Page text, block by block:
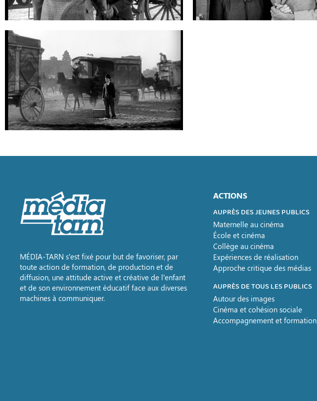
MÉDIA-TARN s’est fixé pour but de favoriser, par
toute action de formation, de production et de
diffusion, une attitude active et créative de l’enfant
et de son environnement éducatif face aux diverses
machines à communiquer.
ACTIONS
AUPRÈS DES JEUNES PUBLICS
Maternelle au cinéma
École et cinéma
Collège au cinéma
Expériences de réalisation
Approche critique des médias
AUPRÈS DE TOUS LES PUBLICS
Autour des images
Cinéma et cohésion sociale
Accompagnement et formation